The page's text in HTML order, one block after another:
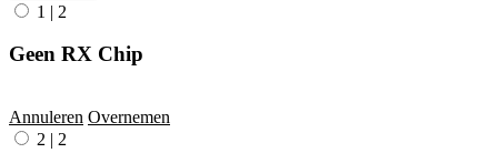
1 | 2
Geen RX Chip
Annuleren Overnemen
2 | 2